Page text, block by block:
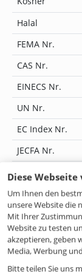
Diese
Um Ihnen den
unsere Website die
Mit Ihrer
Website zu testen
akzeptieren, geben
Media, Werbung
Bitte teilen Sie uns
Halal
FEMA Nr.
CAS Nr.
EINECS Nr.
UN Nr.
EC Index Nr.
JECFA Nr.
Flavis Nr.
IUPAC Name
CoE Nr.
ILN Nr.